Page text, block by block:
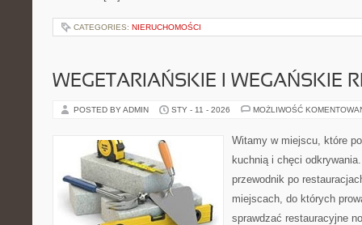
CATEGORIES: NIERUCHOMOŚCI
WEGETARIAŃSKIE I WEGAŃSKIE
POSTED BY ADMIN STY - 11 - 2026 MOŻLIWOŚĆ
Witamy w miejscu, które
kuchnią i chęci
przewodnik po
miejscach, do których
sprawdzać restauracyjne